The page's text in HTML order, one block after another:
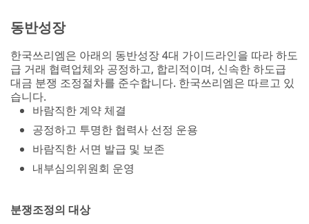
동반성장
한국쓰리엠은 아래의 동반성장 4대 가이드라인을 따라 하도
급 거래 협력업체와 공정하고, 합리적이며, 신속한 하도급
대금 분쟁 조정절차를 준수합니다. 한국쓰리엠은 따르고 있
습니다.
바람직한 계약 체결
공정하고 투명한 협력사 선정 운용
바람직한 서면 발급 및 보존
내부심의위원회 운영
분쟁조정의 대상